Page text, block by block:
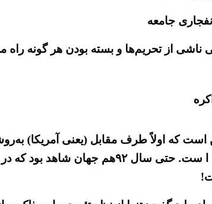
جامعه
ناشی از تحریم‌ها و بسته بودن هر گونه راه
است که اولاً طرف مقابل (یعنی آمریکا)
مذاکره در پیش گرفته ا ست.